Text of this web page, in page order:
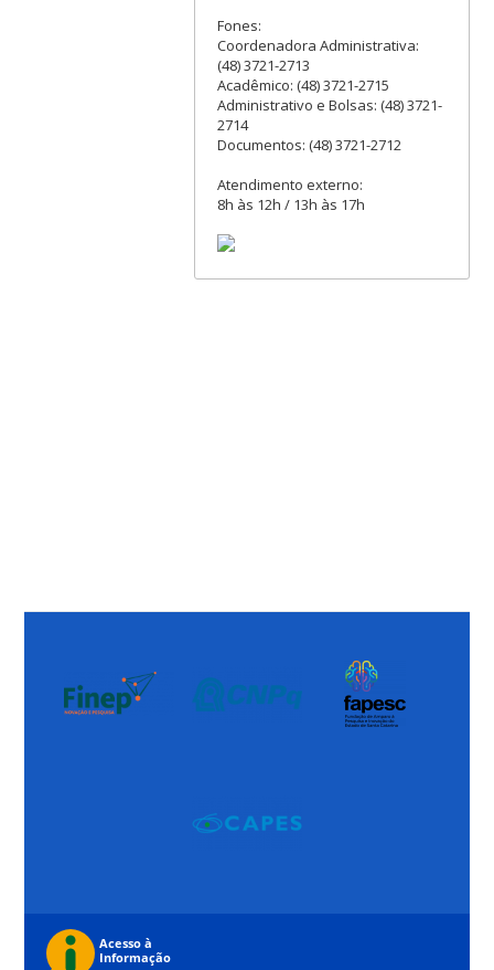
Fones:
Coordenadora Administrativa:
(48) 3721-2713
Acadêmico: (48) 3721-2715
Administrativo e Bolsas: (48) 3721-
2714
Documentos: (48) 3721-2712
Atendimento externo:
8h às 12h / 13h às 17h